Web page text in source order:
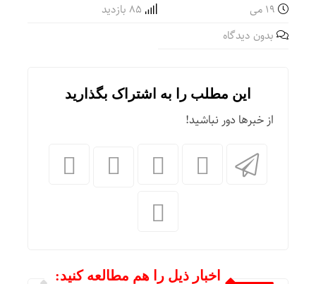
بدون دیدگاه
این مطلب را به اشتراک بگذارید
از خبرها دور نباشید!
اخبار ذیل را هم مطالعه کنید: